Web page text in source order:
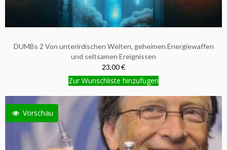
DUMBs 2 Von unterirdischen Welten, geheimen Energiewaffen
und seltsamen Ereignissen
23,00 €
Zur Wunschliste hinzufügen
Vorschau